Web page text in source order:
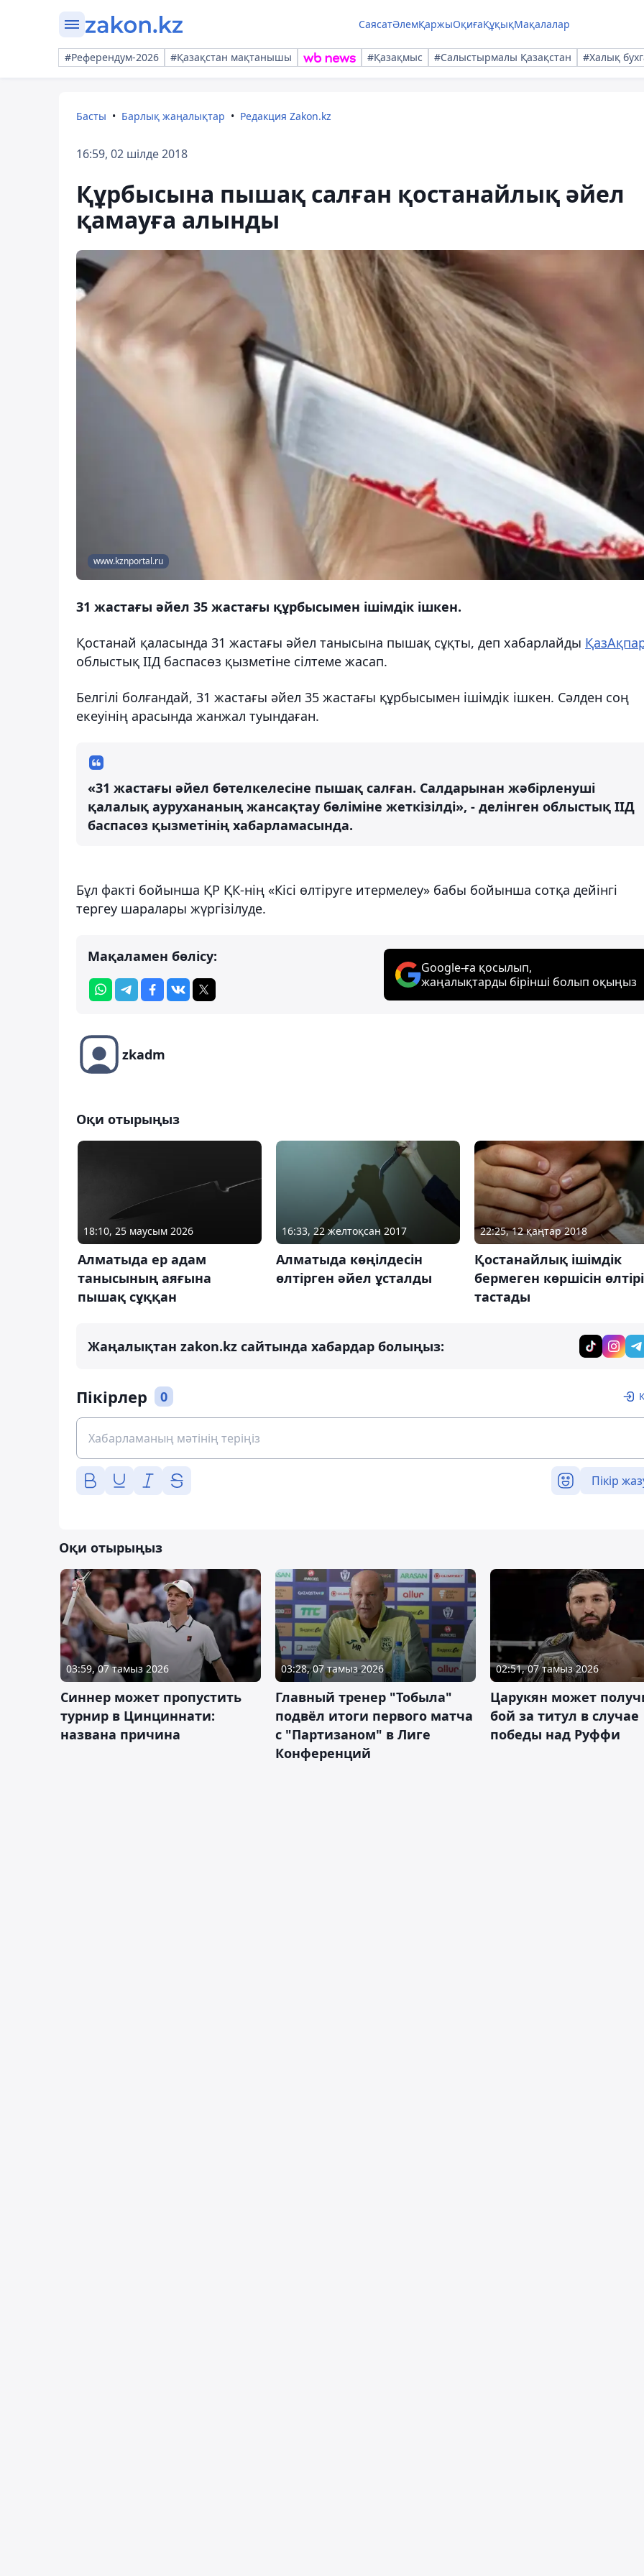
СаясатӘлемҚаржыОқиғаҚұқықМақалалар
#Референдум-2026 #Қазақстан мақтанышы #Қазақмыс #Салыстырмалы Қазақстан #Халық
Басты Барлық жаңалықтар Редакция Zakon.kz
16:59, 02 шілде 2018
Құрбысына пышақ салған қостанайлық әйел
қамауға алынды
www.kznportal.ru
31 жастағы әйел 35 жастағы құрбысымен ішімдік ішкен.
Қостанай қаласында 31 жастағы әйел танысына пышақ сұқты, деп хабарлайды
облыстық ІІД баспасөз қызметіне сілтеме жасап.
Белгілі болғандай, 31 жастағы әйел 35 жастағы құрбысымен ішімдік ішкен. Сәлден соң
екеуінің арасында жанжал туындаған.
«31 жастағы әйел бөтелкелесіне пышақ салған. Салдарынан жәбірленуші
қалалық аурухананың жансақтау бөліміне жеткізілді», - делінген облыстық ІІД
баспасөз қызметінің хабарламасында.
Бұл факті бойынша ҚР ҚК-нің «Кісі өлтіруге итермелеу» бабы бойынша сотқа дейінгі
тергеу шаралары жүргізілуде.
Мақаламен бөлісу:
Google-ға қосылып,
жаңалықтарды бірінші болып оқыңыз
zkadm
Оқи отырыңыз
18:10, 25 маусым 2026
Алматыда ер адам
танысының аяғына
пышақ сұққан
16:33, 22 желтоқсан 2017
Алматыда көңілдесін
өлтірген әйел ұсталды
22:25, 12 қаңтар 2018
Қостанайлық ішімдік
бермеген көршісін
тастады
Жаңалықтан zakon.kz сайтында хабардар болыңыз:
Пікірлер 0
Пікір
Оқи отырыңыз
03:59, 07 тамыз 2026
Синнер может пропустить
турнир в Цинциннати:
названа причина
03:28, 07 тамыз 2026
Главный тренер "Тобыла"
подвёл итоги первого матча
с "Партизаном" в Лиге
Конференций
02:51, 07 тамыз 2026
Царукян может
бой за титул в случае
победы над Руффи